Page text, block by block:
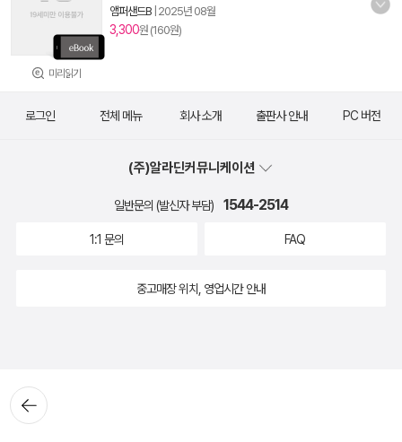
미리읽기
앰퍼샌드B 2025년 08월
3,300원 (160원)
뒤로가
기
로그인 전체 메뉴 회사 소개 출판사 안내 PC 버전
(주)알라딘커뮤니케이션
일반문의 (발신자 부담) 1544-2514
1:1 문의 FAQ
중고매장 위치, 영업시간 안내